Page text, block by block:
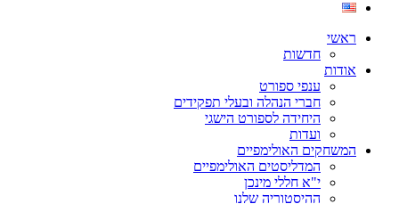
ראשי
חדשות
אודות
ענפי ספורט
חברי הנהלה ובעלי תפקידים
היחידה לספורט הישגי
ועדות
המשחקים האולימפיים
המדליסטים האולימפיים
י"א חללי מינכן
ההיסטוריה שלנו